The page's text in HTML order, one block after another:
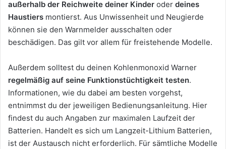
außerhalb der Reichweite deiner Kinder oder deines
Haustiers montierst. Aus Unwissenheit und Neugierde
können sie den Warnmelder ausschalten oder
beschädigen. Das gilt vor allem für freistehende Modelle.
Außerdem solltest du deinen Kohlenmonoxid Warner
regelmäßig auf seine Funktionstüchtigkeit testen.
Informationen, wie du dabei am besten vorgehst,
entnimmst du der jeweiligen Bedienungsanleitung. Hier
findest du auch Angaben zur maximalen Laufzeit der
Batterien. Handelt es sich um Langzeit-Lithium Batterien,
ist der Austausch nicht erforderlich. Für sämtliche Modelle